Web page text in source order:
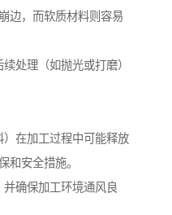
边，而软质材料则容易
处理（如抛光或打磨）
在加工过程中可能释放
和安全措施。
确保加工环境通风良